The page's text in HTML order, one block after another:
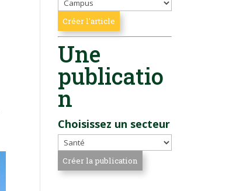
Une
publicatio
n
Choisissez un secteur